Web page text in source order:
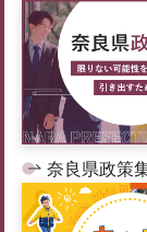
奈良県政策